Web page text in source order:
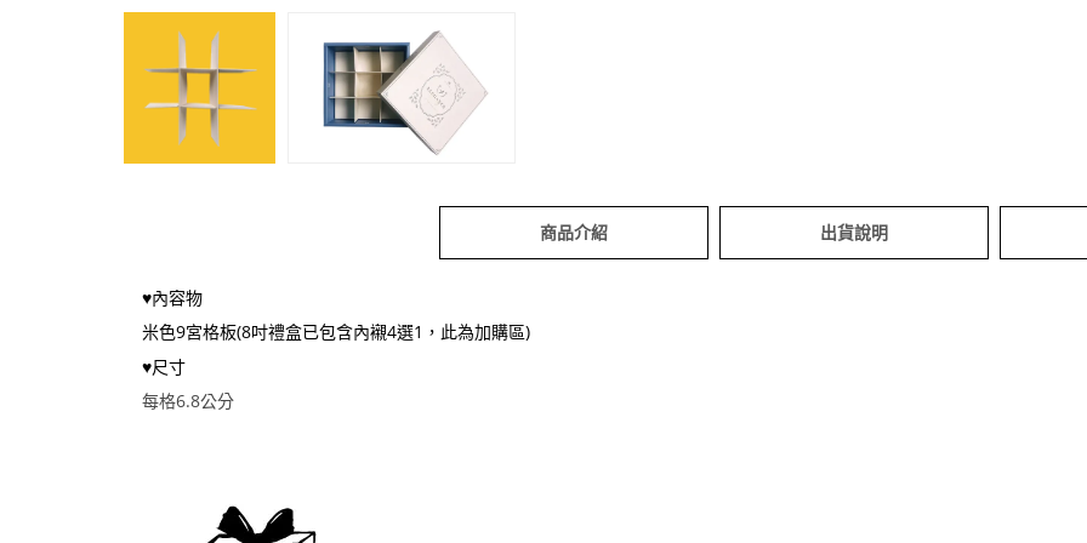
商品介紹 出貨說明
♥內容物
米色9宮格板(8吋禮盒已包含內襯4選1，此為加購區)
♥尺寸
每格6.8公分